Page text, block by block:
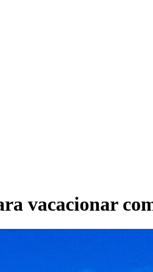
vacacionar